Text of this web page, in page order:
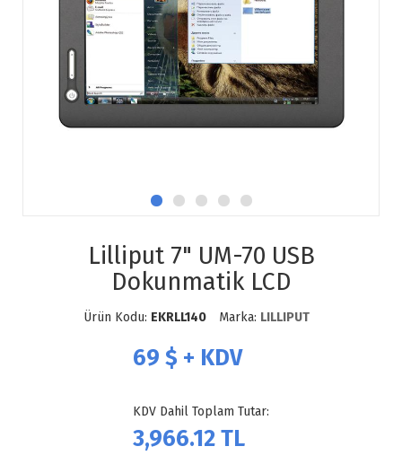
Lilliput 7" UM-70 USB
Dokunmatik LCD
Ürün Kodu: EKRLL140 Marka: LILLIPUT
69 $ + KDV
KDV Dahil Toplam Tutar:
3,966.12 TL